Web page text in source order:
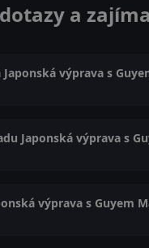
a
výprava s
Japonská výprava s
výprava s Guyem